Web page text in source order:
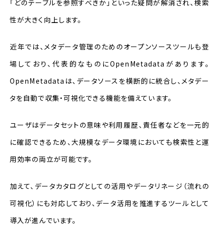
「どのテーブルを参照すべきか」といった疑問が解消され、検索
性が大きく向上します。
近年では、メタデータ管理のためのオープンソースツールも登
場しており、代表的なものにOpenMetadata があります。
OpenMetadataは、データソースを横断的に統合し、メタデー
タを自動で収集・可視化できる機能を備えています。
ユーザはデータセットの意味や利用履歴、責任者などを一元的
に確認できるため、大規模なデータ環境においても検索性と運
用効率の両立が可能です。
加えて、データカタログとしての活用やデータリネージ（流れの
可視化）にも対応しており、データ活用を推進するツールとして
導入が進んでいます。